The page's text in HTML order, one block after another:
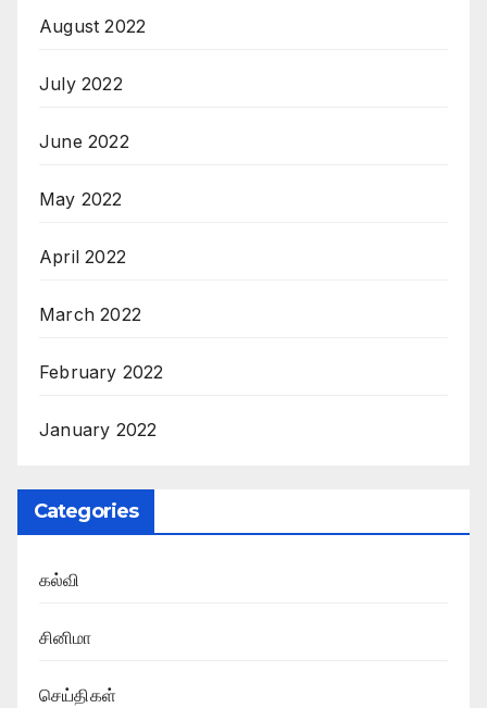
August 2022
July 2022
June 2022
May 2022
April 2022
March 2022
February 2022
January 2022
Categories
கல்வி
சினிமா
செய்திகள்